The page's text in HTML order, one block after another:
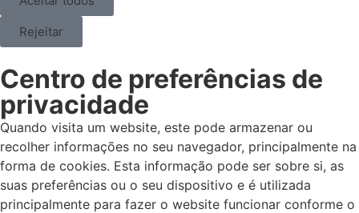
Rejeitar
Centro de preferências de
privacidade
Quando visita um website, este pode armazenar ou
recolher informações no seu navegador, principalmente na
forma de cookies. Esta informação pode ser sobre si, as
suas preferências ou o seu dispositivo e é utilizada
principalmente para fazer o website funcionar conforme o